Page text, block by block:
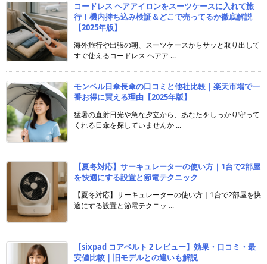
コードレス ヘアアイロンをスーツケースに入れて旅
行！機内持ち込み検証＆どこで売ってるか徹底解説
【2025年版】
海外旅行や出張の朝、スーツケースからサッと取り出して
すぐ使えるコードレス ヘアア ...
モンベル日傘長傘の口コミと他社比較｜楽天市場で一
番お得に買える理由【2025年版】
猛暑の直射日光や急な夕立から、あなたをしっかり守って
くれる日傘を探していませんか ...
【夏冬対応】サーキュレーターの使い方｜1台で2部屋
を快適にする設置と節電テクニック
【夏冬対応】サーキュレーターの使い方｜1台で2部屋を快
適にする設置と節電テクニッ ...
【sixpad コアベルト 2 レビュー】効果・口コミ・最
安値比較｜旧モデルとの違いも解説